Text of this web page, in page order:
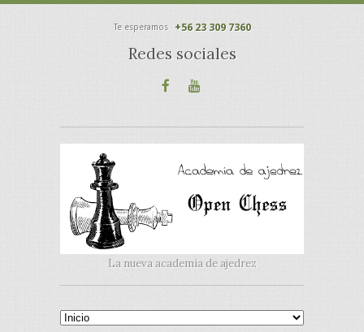
Te esperamos +56 23 309 7360
Redes sociales
La nueva academia de ajedrez